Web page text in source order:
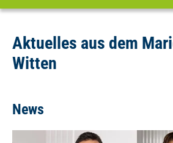
Aktuelles aus dem
Witten
News